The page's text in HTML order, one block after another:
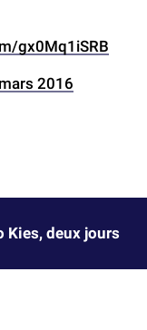
gx0Mq1iSRB
2016
Kies, deux jours